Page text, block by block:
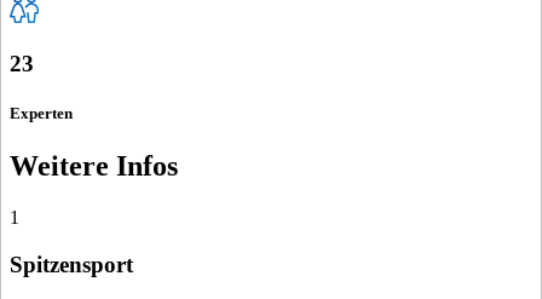
23
Experten
Weitere Infos
1
Spitzensport